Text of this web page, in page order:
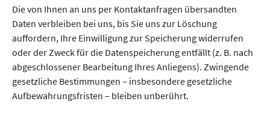
Die von Ihnen an uns per Kontaktanfragen übersandten
Daten verbleiben bei uns, bis Sie uns zur Löschung
auffordern, Ihre Einwilligung zur Speicherung widerrufen
oder der Zweck für die Datenspeicherung entfällt (z. B. nach
abgeschlossener Bearbeitung Ihres Anliegens). Zwingende
gesetzliche Bestimmungen – insbesondere gesetzliche
Aufbewahrungsfristen – bleiben unberührt.